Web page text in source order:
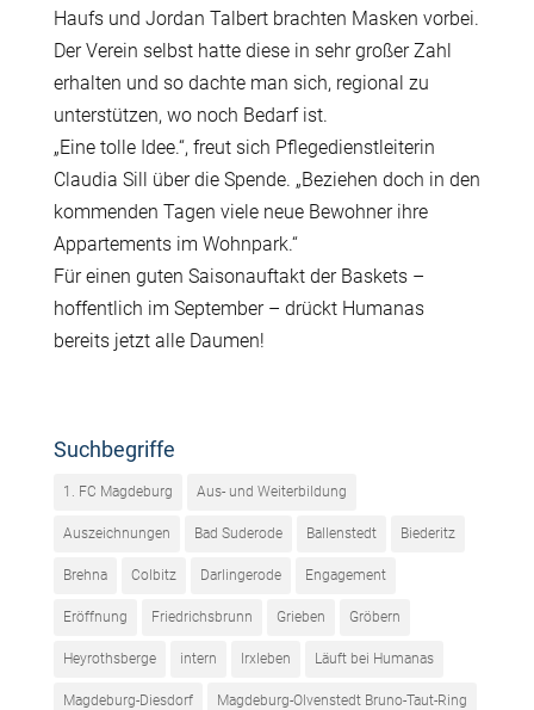
Haufs und Jordan Talbert brachten Masken vorbei.
Der Verein selbst hatte diese in sehr großer Zahl
erhalten und so dachte man sich, regional zu
unterstützen, wo noch Bedarf ist.
„Eine tolle Idee.“, freut sich Pflegedienstleiterin
Claudia Sill über die Spende. „Beziehen doch in den
kommenden Tagen viele neue Bewohner ihre
Appartements im Wohnpark.“
Für einen guten Saisonauftakt der Baskets –
hoffentlich im September – drückt Humanas
bereits jetzt alle Daumen!
Suchbegriffe
1. FC Magdeburg Aus- und Weiterbildung
Auszeichnungen Bad Suderode Ballenstedt Biederitz
Brehna Colbitz Darlingerode Engagement
Eröffnung Friedrichsbrunn Grieben Gröbern
Heyrothsberge intern Irxleben Läuft bei Humanas
Magdeburg-Diesdorf Magdeburg-Olvenstedt Bruno-Taut-Ring